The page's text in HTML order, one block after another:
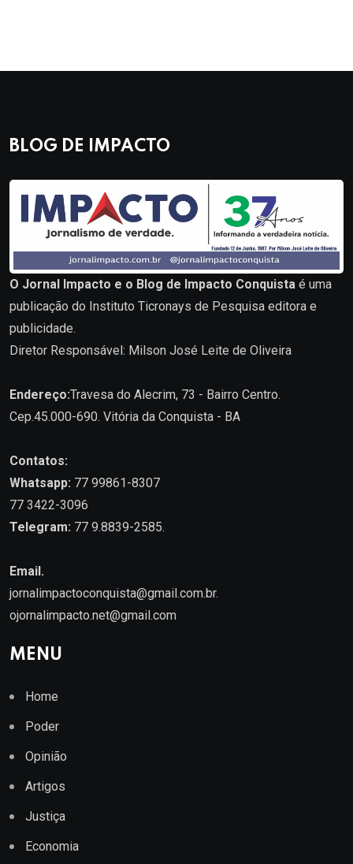
BLOG DE IMPACTO
O Jornal Impacto e o Blog de Impacto Conquista é uma
publicação do Instituto Ticronays de Pesquisa editora e
publicidade.
Diretor Responsável: Milson José Leite de Oliveira
Endereço:Travesa do Alecrim, 73 - Bairro Centro.
Cep.45.000-690. Vitória da Conquista - BA
Contatos:
Whatsapp: 77 99861-8307
77 3422-3096
Telegram: 77 9.8839-2585.
Email.
jornalimpactoconquista@gmail.com.br.
ojornalimpacto.net@gmail.com
MENU
Home
Poder
Opinião
Artigos
Justiça
Economia